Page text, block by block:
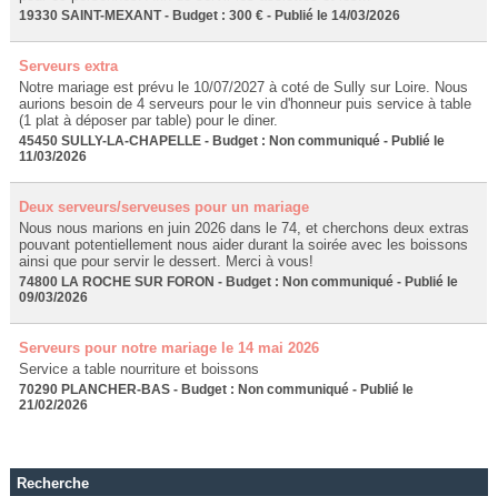
19330 SAINT-MEXANT - Budget : 300 € - Publié le 14/03/2026
Serveurs extra
Notre mariage est prévu le 10/07/2027 à coté de Sully sur Loire. Nous
aurions besoin de 4 serveurs pour le vin d'honneur puis service à table
(1 plat à déposer par table) pour le diner.
45450 SULLY-LA-CHAPELLE - Budget : Non communiqué - Publié le
11/03/2026
Deux serveurs/serveuses pour un mariage
Nous nous marions en juin 2026 dans le 74, et cherchons deux extras
pouvant potentiellement nous aider durant la soirée avec les boissons
ainsi que pour servir le dessert. Merci à vous!
74800 LA ROCHE SUR FORON - Budget : Non communiqué - Publié le
09/03/2026
Serveurs pour notre mariage le 14 mai 2026
Service a table nourriture et boissons
70290 PLANCHER-BAS - Budget : Non communiqué - Publié le
21/02/2026
Recherche